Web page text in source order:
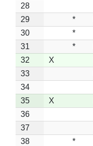
28
29
*
30
*
31
*
32
X
33
34
35
X
36
37
38
*